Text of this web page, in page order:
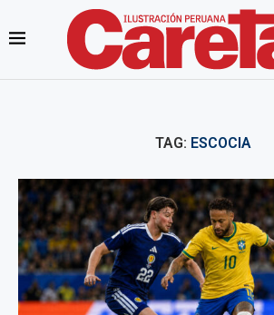
TAG: ESCOCIA